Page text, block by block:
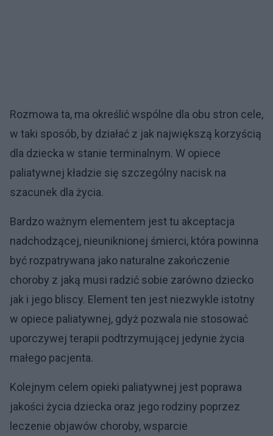
Rozmowa ta, ma określić wspólne dla obu stron cele,
w taki sposób, by działać z jak największą korzyścią
dla dziecka w stanie terminalnym. W opiece
paliatywnej kładzie się szczególny nacisk na
szacunek dla życia.
Bardzo ważnym elementem jest tu akceptacja
nadchodzącej, nieuniknionej śmierci, która powinna
być rozpatrywana jako naturalne zakończenie
choroby z jaką musi radzić sobie zarówno dziecko
jak i jego bliscy. Element ten jest niezwykle istotny
w opiece paliatywnej, gdyż pozwala nie stosować
uporczywej terapii podtrzymującej jedynie życia
małego pacjenta.
Kolejnym celem opieki paliatywnej jest poprawa
jakości życia dziecka oraz jego rodziny poprzez
leczenie objawów choroby, wsparcie